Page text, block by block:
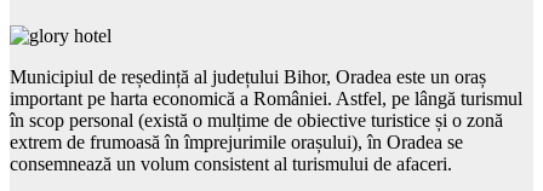
Municipiul de reședință al județului Bihor, Oradea este un oraș
important pe harta economică a României. Astfel, pe lângă turismul
în scop personal (există o mulțime de obiective turistice și o zonă
extrem de frumoasă în împrejurimile orașului), în Oradea se
consemnează un volum consistent al turismului de afaceri.